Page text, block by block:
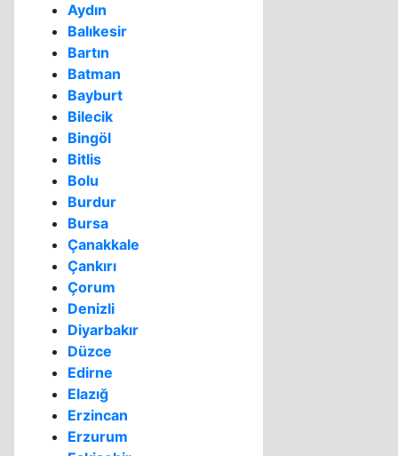
Aydın
Balıkesir
Bartın
Batman
Bayburt
Bilecik
Bingöl
Bitlis
Bolu
Burdur
Bursa
Çanakkale
Çankırı
Çorum
Denizli
Diyarbakır
Düzce
Edirne
Elazığ
Erzincan
Erzurum